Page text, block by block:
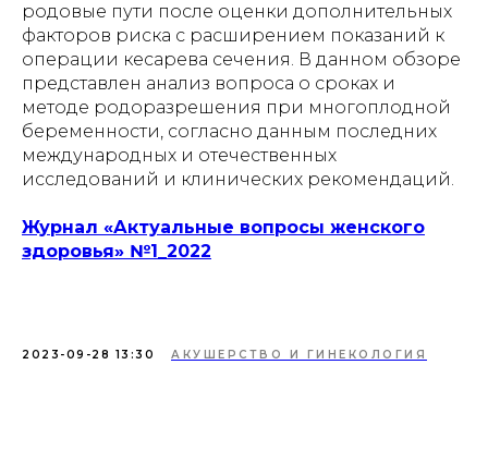
родовые пути после оценки дополнительных
факторов риска с расширением показаний к
операции кесарева сечения. В данном обзоре
представлен анализ вопроса о сроках и
методе родоразрешения при многоплодной
беременности, согласно данным последних
международных и отечественных
исследований и клинических рекомендаций.
Журнал «Актуальные вопросы женского
здоровья» №1_2022
2023-09-28 13:30 АКУШЕРСТВО И ГИНЕКОЛОГИЯ